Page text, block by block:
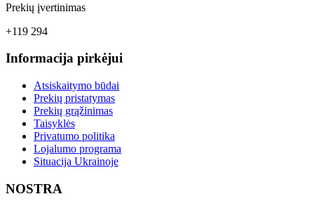
Prekių įvertinimas
+119 294
Informacija pirkėjui
Atsiskaitymo būdai
Prekių pristatymas
Prekių grąžinimas
Taisyklės
Privatumo politika
Lojalumo programa
Situacija Ukrainoje
NOSTRA